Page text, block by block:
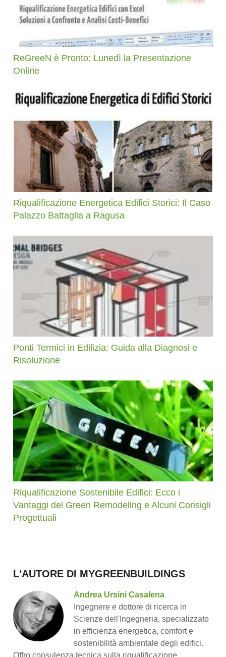
ReGreeN è Pronto: Lunedì la Presentazione
Online
Riqualificazione Energetica Edifici Storici: Il Caso
Palazzo Battaglia a Ragusa
Ponti Termici in Edilizia: Guida alla Diagnosi e
Risoluzione
Riqualificazione Sostenibile Edifici: Ecco i
Vantaggi del Green Remodeling e Alcuni Consigli
Progettuali
L'AUTORE DI MYGREENBUILDINGS
Andrea Ursini Casalena
Ingegnere e dottore di ricerca in
Scienze dell'Ingegneria, specializzato
in efficienza energetica, comfort e
sostenibilità ambientale degli edifici.